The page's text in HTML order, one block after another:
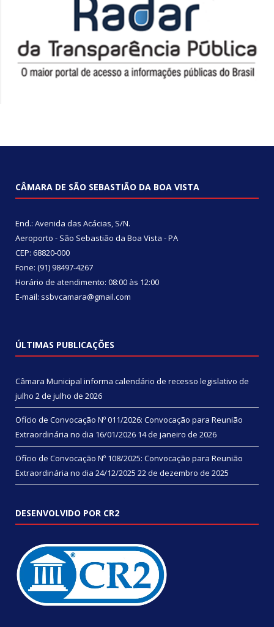
CÂMARA DE SÃO SEBASTIÃO DA BOA VISTA
End.: Avenida das Acácias, S/N.
Aeroporto - São Sebastião da Boa Vista - PA
CEP: 68820-000
Fone: (91) 98497-4267
Horário de atendimento: 08:00 às 12:00
E-mail: ssbvcamara@gmail.com
ÚLTIMAS PUBLICAÇÕES
Câmara Municipal informa calendário de recesso legislativo de
julho 2 de julho de 2026
Ofício de Convocação Nº 011/2026: Convocação para Reunião
Extraordinária no dia 16/01/2026 14 de janeiro de 2026
Ofício de Convocação Nº 108/2025: Convocação para Reunião
Extraordinária no dia 24/12/2025 22 de dezembro de 2025
DESENVOLVIDO POR CR2